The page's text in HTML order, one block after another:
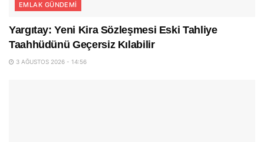
EMLAK GÜNDEMI
Yargıtay: Yeni Kira Sözleşmesi Eski Tahliye
Taahhüdünü Geçersiz Kılabilir
3 AĞUSTOS 2026 - 14:56